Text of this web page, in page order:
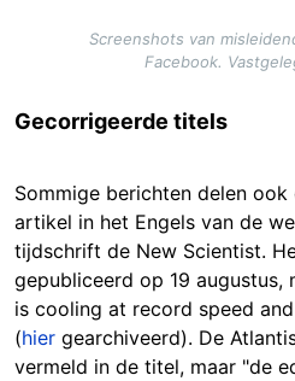
Screenshots van
Facebook.
Gecorrigeerde titels
Sommige berichten delen ook
artikel in het Engels van de
tijdschrift de New Scientist.
gepubliceerd op 19 augustus,
is cooling at record speed
(hier gearchiveerd). De
vermeld in de titel, maar "de